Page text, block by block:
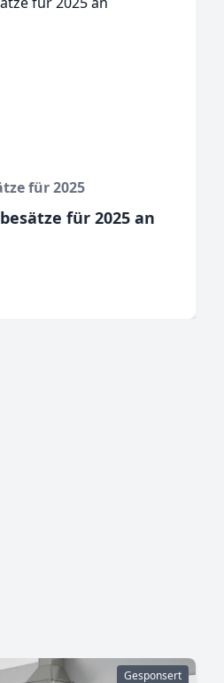
für 2025
für 2025 an
Gesponsert